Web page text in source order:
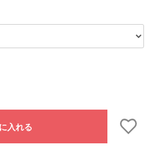
入れる